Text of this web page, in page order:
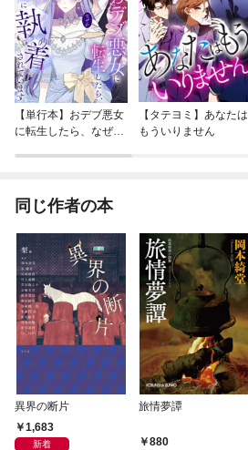
【単行本】おデブ悪女
に転生したら、なぜか
【タテヨミ】あなたは
もういりません
同じ作者の本
異界の断片
1,683
新着
旅情夢譚
880